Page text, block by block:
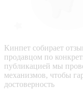
Кинпет собирает
продавцом по
публикацией мы
механизмов, чтобы
достоверность